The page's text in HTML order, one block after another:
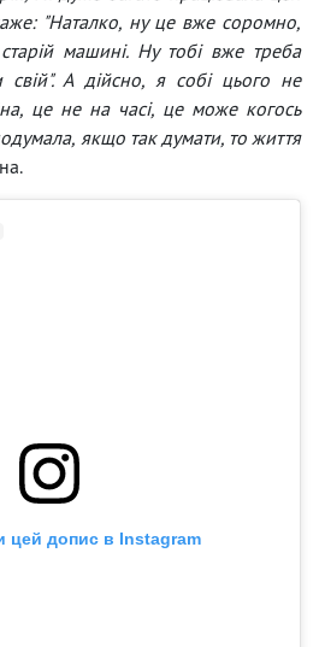
"Наталко, ну це вже соромно,
машині. Ну тобі вже треба
свій". А дійсно, я собі цього не
це не на часі, це може когось
якщо так думати, то життя
цей допис в Instagram